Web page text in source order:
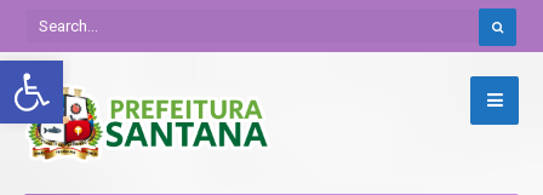
Abrir a barra de ferramentas